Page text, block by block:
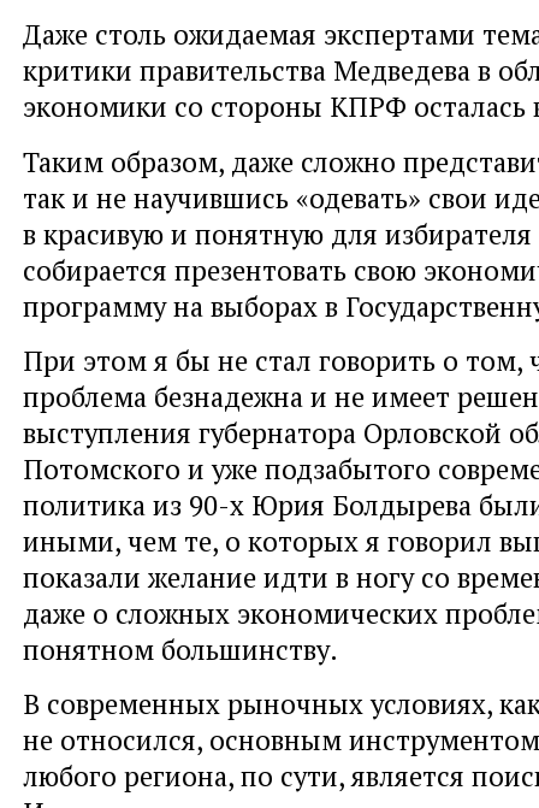
Даже столь ожидаемая экспертами
критики правительства Медведева в
экономики со стороны КПРФ осталась
Таким образом, даже сложно
так и не научившись «одевать» свои
в красивую и понятную для избирателя
собирается презентовать свою
программу на выборах в
При этом я бы не стал говорить о том,
проблема безнадежна и не имеет
выступления губернатора Орловской
Потомского и уже подзабытого
политика из 90-х Юрия Болдырева
иными, чем те, о которых я говорил
показали желание идти в ногу со
даже о сложных экономических
понятном большинству.
В современных рыночных условиях,
не относился, основным
любого региона, по сути, является